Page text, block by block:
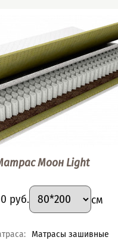
Моон Light
руб.
Подобрать вариант
Размер:
см
: Матрасы зашивные